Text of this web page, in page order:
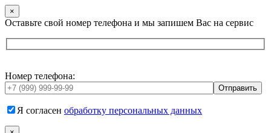
×
Оставьте свой номер телефона и мы запишем Вас на сервис
Номер телефона:
Я согласен обработку персональных данных